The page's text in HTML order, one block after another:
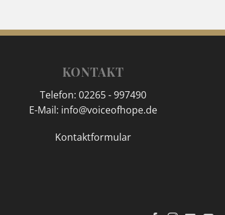
KONTAKT
Telefon: 02265 - 997490
E-Mail: info@voiceofhope.de
Kontaktformular